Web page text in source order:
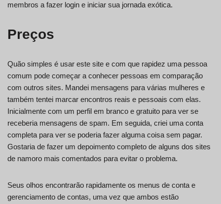
membros a fazer login e iniciar sua jornada exótica.
Preços
Quão simples é usar este site e com que rapidez uma pessoa
comum pode começar a conhecer pessoas em comparação
com outros sites. Mandei mensagens para várias mulheres e
também tentei marcar encontros reais e pessoais com elas.
Inicialmente com um perfil em branco e gratuito para ver se
receberia mensagens de spam. Em seguida, criei uma conta
completa para ver se poderia fazer alguma coisa sem pagar.
Gostaria de fazer um depoimento completo de alguns dos sites
de namoro mais comentados para evitar o problema.
Seus olhos encontrarão rapidamente os menus de conta e
gerenciamento de contas, uma vez que ambos estão